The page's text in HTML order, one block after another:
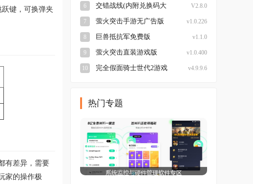
键，可换弹夹
有差异，需要
家的操作极
6
交错战线(内附兑换码大
V2.8.0
7 萤火突击手游无广告版 v1.0.226
8 巨兽抵抗军免费版 v1.1.0
9 萤火突击直装游戏版 v1.0.400
10
完全假面骑士世代2游戏
v4.9.9.6
热门专题